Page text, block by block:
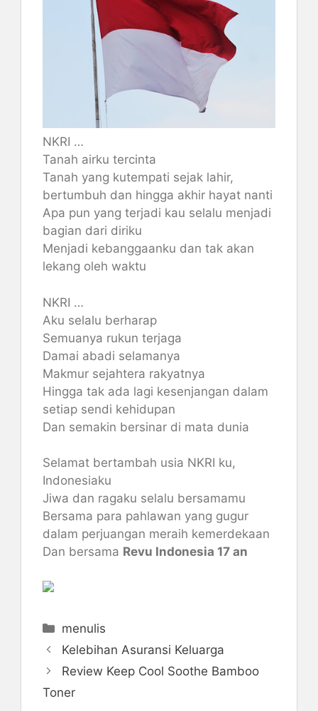
NKRI …
Tanah airku tercinta
Tanah yang kutempati sejak lahir,
bertumbuh dan hingga akhir hayat nanti
Apa pun yang terjadi kau selalu menjadi
bagian dari diriku
Menjadi kebanggaanku dan tak akan
lekang oleh waktu
NKRI …
Aku selalu berharap
Semuanya rukun terjaga
Damai abadi selamanya
Makmur sejahtera rakyatnya
Hingga tak ada lagi kesenjangan dalam
setiap sendi kehidupan
Dan semakin bersinar di mata dunia
Selamat bertambah usia NKRI ku,
Indonesiaku
Jiwa dan ragaku selalu bersamamu
Bersama para pahlawan yang gugur
dalam perjuangan meraih kemerdekaan
Dan bersama Revu Indonesia 17 an
Kategori
menulis
Kelebihan Asuransi Keluarga
Review Keep Cool Soothe Bamboo
Toner